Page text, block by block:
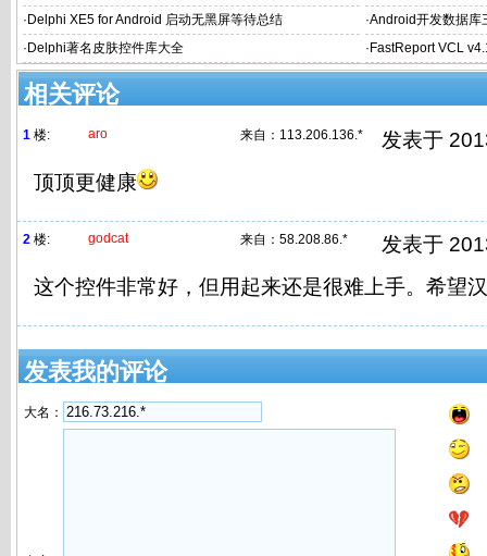
· Delphi XE5 for Android 启动无黑屏等待总结 ·Android开发数据库
· Delphi著名皮肤控件库大全 · FastReport VCL
相关评论
1 楼: aro 来自： 113.206.136.*
发表于
顶顶更健康
2 楼: godcat 来自： 58.208.86.*
发表于
这个控件非常好，但用起来还是很难上手。希望
发表我的评论
大名：